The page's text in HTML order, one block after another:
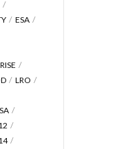
ESA
LRO